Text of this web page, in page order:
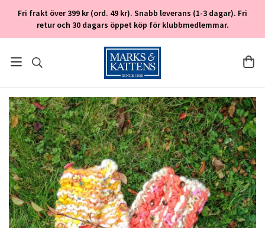
Fri frakt över 399 kr (ord. 49 kr). Snabb leverans (1-3 dagar). Fri
retur och 30 dagars öppet köp för klubbmedlemmar.